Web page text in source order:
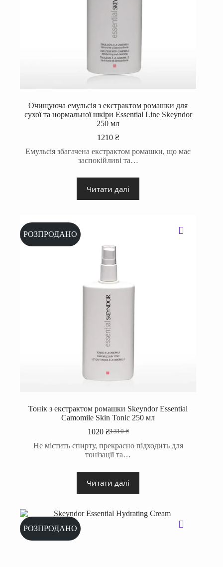
Очищуюча емульсія з екстрактом ромашки для
сухої та нормальної шкіри Essential Line Skeyndor
250 мл
1210 ₴
Емульсія збагачена екстрактом ромашки, що має
заспокійливі та…
Читати далі
РОЗПРОДАНО
Тонік з екстрактом ромашки Skeyndor Essential
Camomile Skin Tonic 250 мл
1310₴
Оригінальна
ціна:
1310 ₴.
1020 ₴Поточна
ціна:
1020 ₴.
Не містить спирту, прекрасно підходить для
тонізації та…
Читати далі
РОЗПРОДАНО